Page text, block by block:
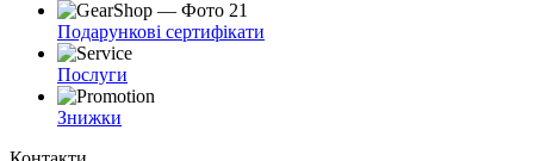
Подарункові сертифікати
Послуги
Знижки